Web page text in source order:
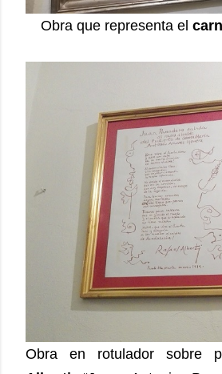
Obra que representa el
Obra en rotulador sobre